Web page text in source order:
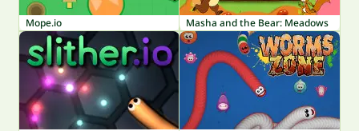
Mope.io Masha and the Bear: Meadows